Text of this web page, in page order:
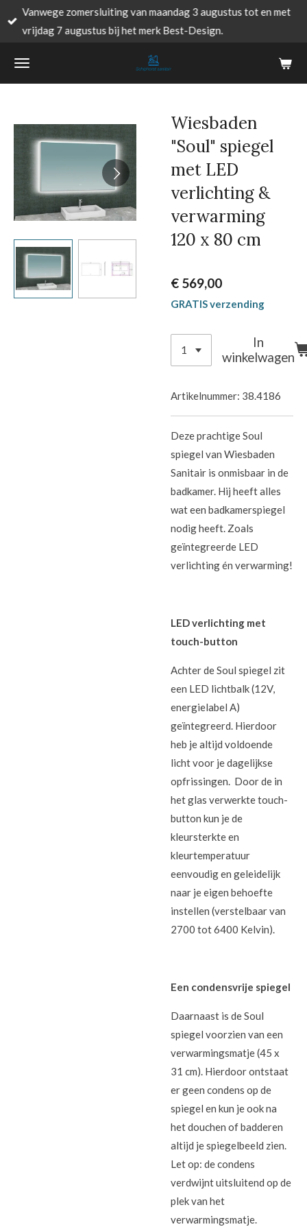
Ga
direct
de
Vanwege zomersluiting van maandag 3 augustus tot en met
vrijdag 7 augustus bij het merk Best-Design.
Wiesbaden
"Soul" spiegel
met LED
verlichting &
verwarming
120 x 80 cm
€ 569,00
GRATIS verzending
In
winkelwagen
Artikelnummer: 38.4186
Deze prachtige Soul
spiegel van Wiesbaden
Sanitair is onmisbaar in de
badkamer. Hij heeft alles
wat een badkamerspiegel
nodig heeft. Zoals
geïntegreerde LED
verlichting én verwarming!
LED verlichting met
touch-button
Achter de Soul spiegel zit
een LED lichtbalk (12V,
energielabel A)
geïntegreerd. Hierdoor
heb je altijd voldoende
licht voor je dagelijkse
opfrissingen. Door de in
het glas verwerkte touch-
button kun je de
kleursterkte en
kleurtemperatuur
eenvoudig en geleidelijk
naar je eigen behoefte
instellen (verstelbaar van
2700 tot 6400 Kelvin).
Een condensvrije spiegel
Daarnaast is de Soul
spiegel voorzien van een
verwarmingsmatje (45 x
31 cm). Hierdoor ontstaat
er geen condens op de
spiegel en kun je ook na
het douchen of badderen
altijd je spiegelbeeld zien.
Let op: de condens
verdwijnt uitsluitend op de
plek van het
verwarmingsmatje.